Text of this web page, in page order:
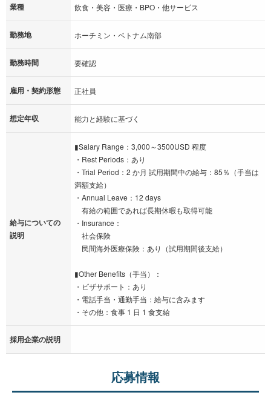
業種 飲食・美容・医療・BPO・他サービス
勤務地 ホーチミン・ベトナム南部
勤務時間 要確認
雇用・契約形態 正社員
想定年収 能力と経験に基づく
給与についての
説明
▮Salary Range：3,000～3500USD 程度
・Rest Periods：あり
・Trial Period：2 か月 試用期間中の給与：85％（手当は
満額支給）
・Annual Leave：12 days
有給の範囲であれば長期休暇も取得可能
・Insurance：
社会保険
民間海外医療保険：あり（試用期間後支給）
▮Other Benefits（手当）：
・ビザサポート：あり
・電話手当・通勤手当：給与に含みます
・その他：食事 1 日 1 食支給
採用企業の説明
応募情報